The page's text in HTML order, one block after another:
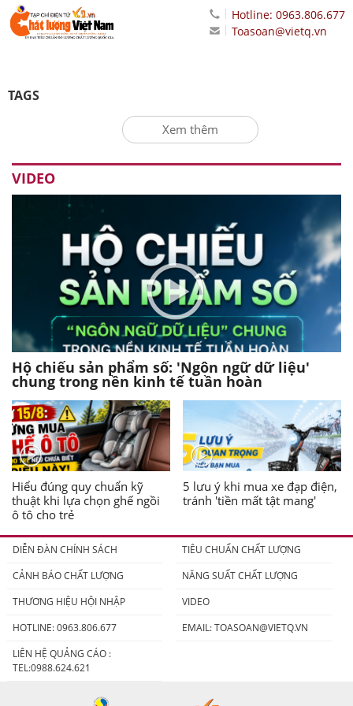
Hotline: 0963.806.677
Toasoan@vietq.vn
TAGS
Xem thêm
VIDEO
Hộ chiếu sản phẩm số: 'Ngôn ngữ dữ liệu'
chung trong nền kinh tế tuần hoàn
Hiểu đúng quy chuẩn kỹ
thuật khi lựa chọn ghế ngồi
ô tô cho trẻ
5 lưu ý khi mua xe đạp điện,
tránh 'tiền mất tật mang'
DIỄN ĐÀN CHÍNH SÁCH
TIÊU CHUẨN CHẤT LƯỢNG
CẢNH BÁO CHẤT LƯỢNG
NĂNG SUẤT CHẤT LƯỢNG
THƯƠNG HIỆU HỘI NHẬP
VIDEO
HOTLINE: 0963.806.677
EMAIL:TOASOAN@VIETQ.VN
LIÊN HỆ QUẢNG CÁO :
TEL:0988.624.621